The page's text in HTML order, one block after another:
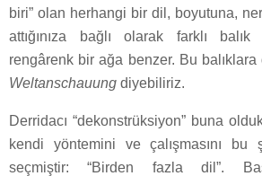
biri” olan herhangi bir dil, boyutuna,
attığınıza bağlı olarak farklı
rengârenk bir ağa benzer. Bu
Weltanschauung diyebiliriz.
Derridacı “dekonstrüksiyon” buna
kendi yöntemini ve çalışmasını bu
seçmiştir: “Birden fazla dil”.